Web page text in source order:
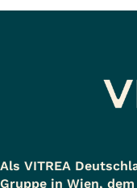
Als VITREA
Gruppe in Wien,